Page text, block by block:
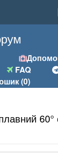
FAQ
(0)
60°